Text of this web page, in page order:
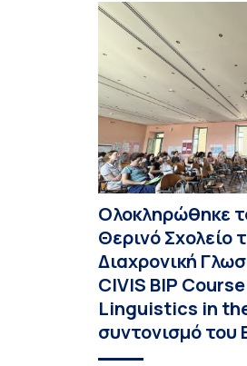
Ολοκληρώθηκε
Θερινό Σχολείο
Διαχρονική
CIVIS BIP
Linguistics in
συντονισμό του